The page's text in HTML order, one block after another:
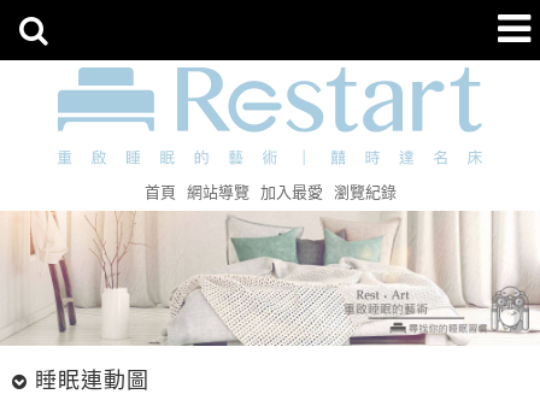
首頁 網站導覽 加入最愛 瀏覽紀錄
睡眠連動圖